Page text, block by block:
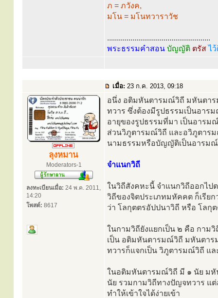
ภ = ภวังค,
มโน = มโนทวาราวัช
.....................................................
พระธรรมคำสอน บัญญัติ ตรัสไ
เมื่อ: 23 ก.ค. 2013, 09:18
ลุงหมาน
Moderators-1
ลงทะเบียนเมื่อ: 24 พ.ค. 2011,
14:20
โพสต์: 8617
อนึ่ง อติมหันตารมณ์วิถี มหันตา
ทวาร ซึ่งต้องมีรูปธรรมเป็นอาร
อายุของรูปธรรมที่มา เป็นอารม
ส่วนวิภูตารมณ์วิถี และอวิภูตาร
นามธรรมหรือบัญญัติเป็นอารมณ์
จำแนกวิถี
ในวิถีสังคหะนี้ จำแนกวิถีออกไป
วิถีของจิตประเภทมหัคคต ก็เรีย
ว่า โลกุตตรอัปปนาวิถี หรือ โลกุ
ในกามวิถียังแยกเป็น ๒ คือ กาม
เป็น อติมหันตารมณ์วิถี มหันตา
ทวารก็แจกเป็น วิภูตารมณ์วิถี แ
ในอติมหันตารมณ์วิถี มี ๑ นัย ม
นัย รวมกามวิถีทางปัญจทวาร แ
ทำให้เข้าใจได้ง่ายเข้า